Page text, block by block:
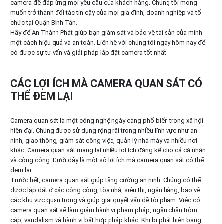
camera để đáp ứng mọi yêu cầu của khách hàng. Chúng tôi mong
muốn trở thành đối tác tin cậy của mọi gia đình, doanh nghiệp và tổ
chức tại Quận Bình Tân.
Hãy để An Thành Phát giúp bạn giám sát và bảo vệ tài sản của mình
một cách hiệu quả và an toàn. Liên hệ với chúng tôi ngay hôm nay để
có được sự tư vấn và giải pháp lắp đặt camera tốt nhất.
CÁC LỢI ÍCH MÀ CAMERA QUAN SÁT CÓ
THỂ ĐEM LẠI
Camera quan sát là một công nghệ ngày càng phổ biến trong xã hội
hiện đại. Chúng được sử dụng rộng rãi trong nhiều lĩnh vực như an
ninh, giao thông, giám sát công việc, quản lý nhà máy và nhiều nơi
khác. Camera quan sát mang lại nhiều lợi ích đáng kể cho cả cá nhân
và công cộng. Dưới đây là một số lợi ích mà camera quan sát có thể
đem lại.
Trước hết, camera quan sát giúp tăng cường an ninh. Chúng có thể
được lắp đặt ở các công cộng, tòa nhà, siêu thị, ngân hàng, bảo vệ
các khu vực quan trọng và giúp giải quyết vấn đề tội phạm. Việc có
camera quan sát sẽ làm giảm hành vi phạm pháp, ngăn chặn trộm
cắp, vandalism và hành vi bất hợp pháp khác. Khi bị phát hiện bằng